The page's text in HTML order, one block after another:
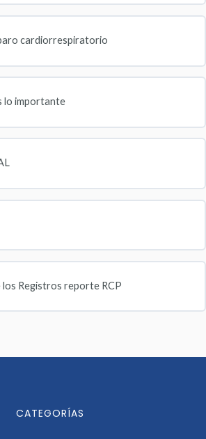
cardiorrespiratorio
lo importante
Registros reporte RCP
CATEGORÍAS